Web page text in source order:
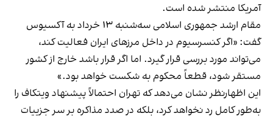
آمریکا منتشر شده است.
مقام ارشد جمهوری اسلامی سه‌شنبه ۱۳ خرداد به آکسیوس
گفت: «اگر کنسرسیوم در داخل مرزهای ایران فعالیت کند،
می‌تواند مورد بررسی قرار گیرد. اما اگر قرار باشد خارج از کشور
مستقر شود، قطعاً محکوم به شکست خواهد بود.»
این اظهارنظر نشان می‌دهد که تهران احتمالاً پیشنهاد ویتکاف را
به‌طور کامل رد نخواهد کرد، بلکه در صدد مذاکره بر سر جزییات